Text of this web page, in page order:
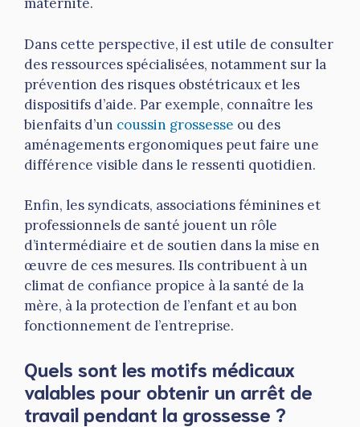
Dans cette perspective, il est utile de consulter
des ressources spécialisées, notamment sur la
prévention des risques obstétricaux et les
dispositifs d’aide. Par exemple, connaître les
bienfaits d’un coussin grossesse ou des
aménagements ergonomiques peut faire une
différence visible dans le ressenti quotidien.
Enfin, les syndicats, associations féminines et
professionnels de santé jouent un rôle
d’intermédiaire et de soutien dans la mise en
œuvre de ces mesures. Ils contribuent à un
climat de confiance propice à la santé de la
mère, à la protection de l’enfant et au bon
fonctionnement de l’entreprise.
Quels sont les motifs médicaux
valables pour obtenir un arrêt de
travail pendant la grossesse ?